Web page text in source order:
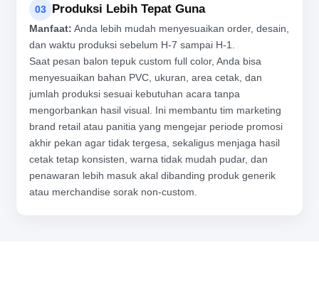
03 Produksi Lebih Tepat Guna
Manfaat: Anda lebih mudah menyesuaikan order, desain,
dan waktu produksi sebelum H-7 sampai H-1.
Saat pesan balon tepuk custom full color, Anda bisa
menyesuaikan bahan PVC, ukuran, area cetak, dan
jumlah produksi sesuai kebutuhan acara tanpa
mengorbankan hasil visual. Ini membantu tim marketing
brand retail atau panitia yang mengejar periode promosi
akhir pekan agar tidak tergesa, sekaligus menjaga hasil
cetak tetap konsisten, warna tidak mudah pudar, dan
penawaran lebih masuk akal dibanding produk generik
atau merchandise sorak non-custom.